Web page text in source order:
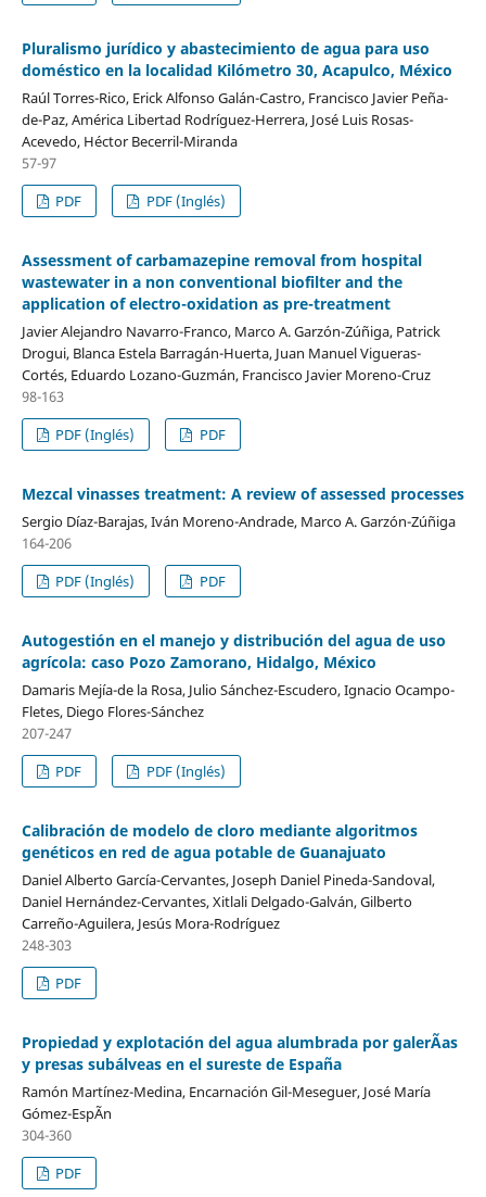
Pluralismo jurídico y abastecimiento de agua para uso
doméstico en la localidad Kilómetro 30, Acapulco, México
Raúl Torres-Rico, Erick Alfonso Galán-Castro, Francisco Javier Peña-
de-Paz, América Libertad Rodríguez-Herrera, José Luis Rosas-
Acevedo, Héctor Becerril-Miranda
57-97
PDF
PDF (Inglés)
Assessment of carbamazepine removal from hospital
wastewater in a non conventional biofilter and the
application of electro-oxidation as pre-treatment
Javier Alejandro Navarro-Franco, Marco A. Garzón-Zúñiga, Patrick
Drogui, Blanca Estela Barragán-Huerta, Juan Manuel Vigueras-
Cortés, Eduardo Lozano-Guzmán, Francisco Javier Moreno-Cruz
98-163
PDF (Inglés)
PDF
Mezcal vinasses treatment: A review of assessed processes
Sergio Díaz-Barajas, Iván Moreno-Andrade, Marco A. Garzón-Zúñiga
164-206
PDF (Inglés)
PDF
Autogestión en el manejo y distribución del agua de uso
agrícola: caso Pozo Zamorano, Hidalgo, México
Damaris Mejía-de la Rosa, Julio Sánchez-Escudero, Ignacio Ocampo-
Fletes, Diego Flores-Sánchez
207-247
PDF
PDF (Inglés)
Calibración de modelo de cloro mediante algoritmos
genéticos en red de agua potable de Guanajuato
Daniel Alberto García-Cervantes, Joseph Daniel Pineda-Sandoval,
Daniel Hernández-Cervantes, Xitlali Delgado-Galván, Gilberto
Carreño-Aguilera, Jesús Mora-Rodríguez
248-303
PDF
Propiedad y explotación del agua alumbrada por galerÃ­as
y presas subálveas en el sureste de España
Ramón Martínez-Medina, Encarnación Gil-Meseguer, José María
Gómez-EspÃ­n
304-360
PDF